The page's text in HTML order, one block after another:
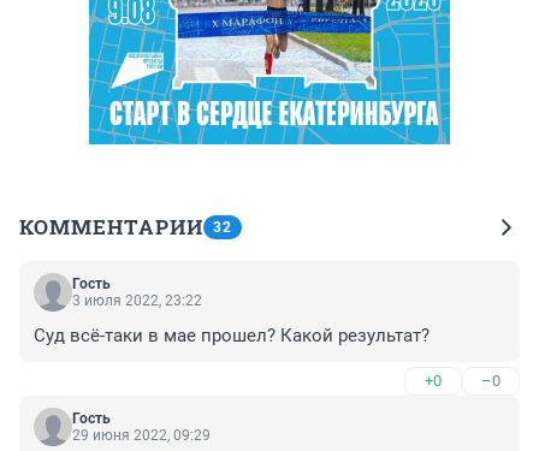
КОММЕНТАРИИ 32
Гость
3 июля 2022, 23:22
Суд всё-таки в мае прошел? Какой результат?
+0 –0
Гость
29 июня 2022, 09:29